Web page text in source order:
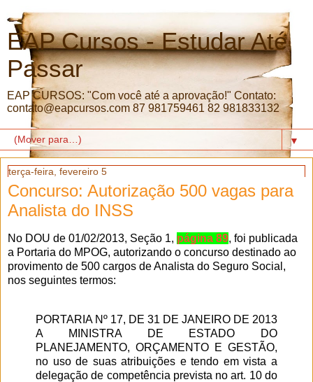
EAP Cursos - Estudar Até
Passar
EAP CURSOS: "Com você até a aprovação!" Contato:
contato@eapcursos.com 87 981759461 82 981833132
▼
terça-feira, fevereiro 5
Concurso: Autorização 500 vagas para
Analista do INSS
No DOU de 01/02/2013, Seção 1, página 89, foi publicada
a Portaria do MPOG, autorizando o concurso destinado ao
provimento de 500 cargos de Analista do Seguro Social,
nos seguintes termos:
PORTARIA Nº 17, DE 31 DE JANEIRO DE 2013
A MINISTRA DE ESTADO DO
PLANEJAMENTO, ORÇAMENTO E GESTÃO,
no uso de suas atribuições e tendo em vista a
delegação de competência prevista no art. 10 do